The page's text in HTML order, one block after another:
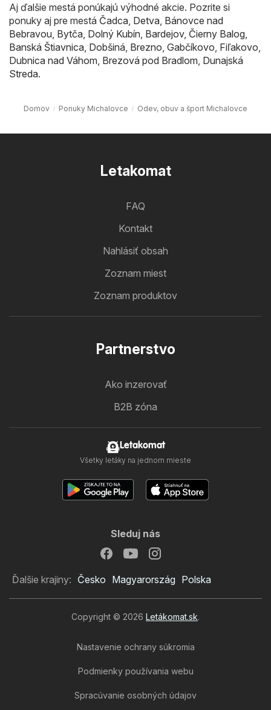
Aj ďalšie mestá ponúkajú výhodné akcie. Pozrite si
ponuky aj pre mestá Čadca Detva Bánovce nad
Bebravou Bytča Dolný Kubín Bardejov, Čierny Balog
Banská Štiavnica Dobšiná Brezno Gabčíkovo Fiľakovo
Dubnica nad Váhom Brezová pod Bradlom Dunajská
Streda.
Domov Ponuky Michalovce Odev, obuv a šport Michalovce
Letakomat
FAQ
Kontakt
Nahlásiť obsah
Zoznam miest
Zoznam produktov
Partnerstvo
Ako inzerovať
B2B zóna
Letakomat
Všetky letáky na jednom mieste
Sleduj nás
Ďalšie krajiny: Česko Magyarország Polska
Copyright © 2026 Letákomat.sk.
Nastavenie ochrany súkromia
Podmienky používania webu
Spracúvanie osobných údajov